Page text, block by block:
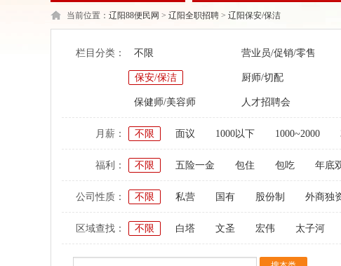
当前位置： 辽阳88便民网 > 辽阳全职招聘 > 辽阳保安/保洁
栏目分类： 不限 营业员/促销/零售
保安/保洁 厨师/切配
保健师/美容师 人才招聘会
月薪： 不限 面议 1000以下 1000~2000
福利： 不限 五险一金 包住 包吃 年底
公司性质： 不限 私营 国有 股份制 外商独
区域查找： 不限 白塔 文圣 宏伟 太子河